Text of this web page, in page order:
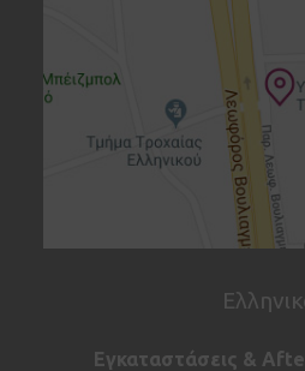
Εγκαταστάσεις &